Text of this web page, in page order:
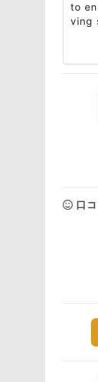
to
ving
口